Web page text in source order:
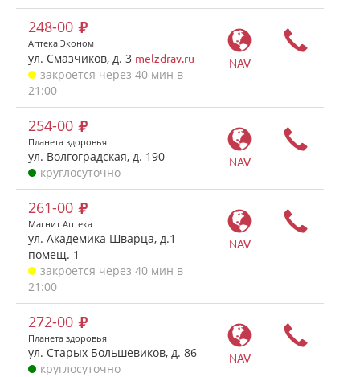
NAV
248-00
Аптека Эконом
ул. Смазчиков, д. 3 melzdrav.ru
закроется через 40 мин в
21:00
NAV
254-00
Планета здоровья
ул. Волгоградская, д. 190
круглосуточно
NAV
261-00
Магнит Аптека
ул. Академика Шварца, д.1
помещ. 1
закроется через 40 мин в
21:00
NAV
272-00
Планета здоровья
ул. Старых Большевиков, д. 86
круглосуточно